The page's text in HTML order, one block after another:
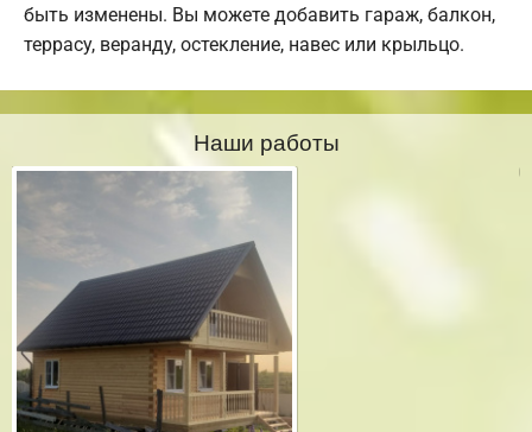
быть изменены. Вы можете добавить гараж, балкон,
террасу, веранду, остекление, навес или крыльцо.
Наши работы